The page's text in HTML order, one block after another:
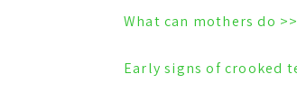
<< What can mothers do